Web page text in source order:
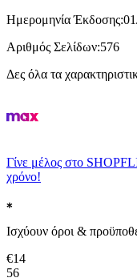
Ημερομηνία Έκδοσης:
Αριθμός Σελίδων:576
Δες όλα τα
Γίνε μέλος στο
χρόνο!
Ισχύουν όροι &
€14
56